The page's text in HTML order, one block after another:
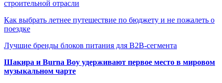
строительной отрасли
Как выбрать летнее путешествие по бюджету и не пожалеть о
поездке
Лучшие бренды блоков питания для B2B-сегмента
Шакира и Burna Boy удерживают первое место в мировом
музыкальном чарте